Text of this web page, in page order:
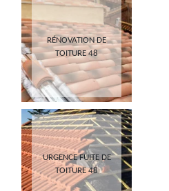
RÉNOVATION DE
TOITURE 48
URGENCE FUITE DE
TOITURE 48